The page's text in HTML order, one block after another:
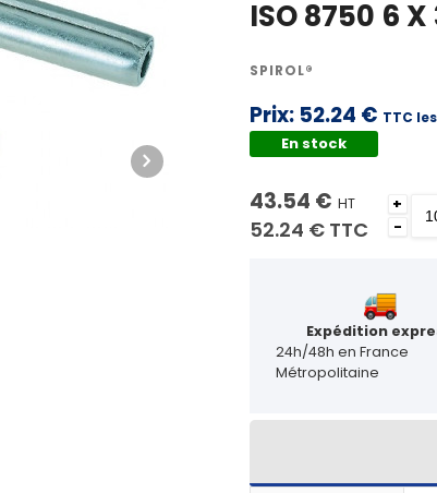
ISO 8750 6
SPIROL®
Prix: 52.24 € TTC
En stock
43.54 € HT
52.24 € TTC
+
-
Expédition
24h/48h en France
Métropolitaine